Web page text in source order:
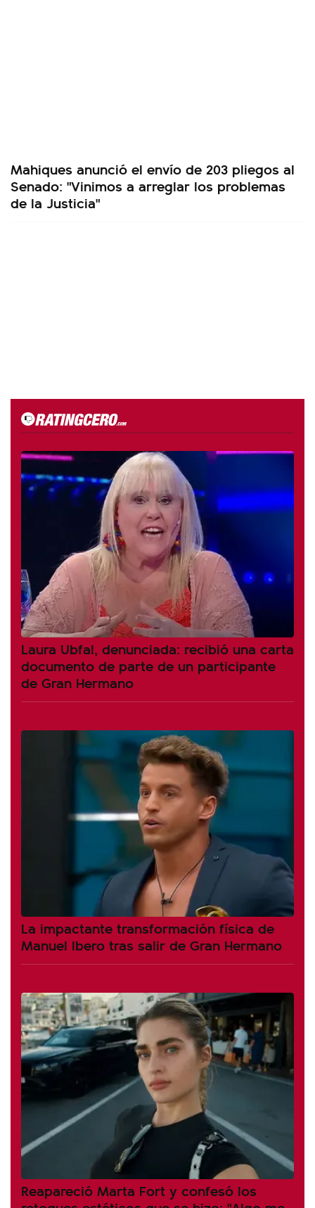
Mahiques anunció el envío de 203 pliegos al
Senado: "Vinimos a arreglar los problemas
de la Justicia"
Laura Ubfal, denunciada: recibió una carta
documento de parte de un participante
de Gran Hermano
La impactante transformación física de
Manuel Ibero tras salir de Gran Hermano
Reapareció Marta Fort y confesó los